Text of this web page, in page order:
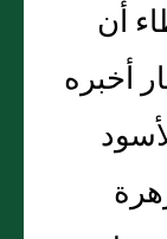
أن
أخبره